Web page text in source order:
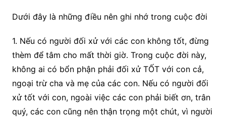
Dưới đây là những điều nên ghi nhớ trong cuộc đời
1. Nếu có người đối xử với các con không tốt, đừng
thèm để tâm cho mất thời giờ. Trong cuộc đời này,
không ai có bổn phận phải đối xử TỐT với con cả,
ngoại trừ cha và mẹ của các con. Nếu có người đối
xử tốt với con, ngoài việc các con phải biết ơn, trân
quý, các con cũng nên thận trọng một chút, vì người